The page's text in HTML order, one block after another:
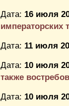
Дата: 16 июля
императорских
Дата: 11 июля
Дата: 10 июля
также
Дата: 10 июля